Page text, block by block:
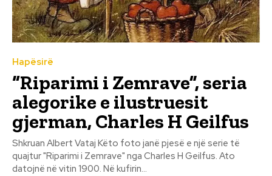
Hapësirë
“Riparimi i Zemrave”, seria
alegorike e ilustruesit
gjerman, Charles H Geilfus
Shkruan Albert Vataj Këto foto janë pjesë e një serie të
quajtur "Riparimi i Zemrave" nga Charles H Geilfus. Ato
datojnë në vitin 1900. Në kufirin...